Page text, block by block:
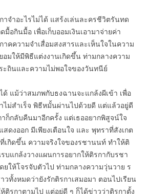
จำอะไรไม่ได้ แสร้งเล่นละครชีวิตรันทด
มื้อกินมื้อ เพื่อเก็บออมเงินเอามาจ่ายค่า
คความจำเสื่อมสงสารและเห็นใจในความ
มให้มีพิธีแต่งงานเกิดขึ้น ท่ามกลางความ
ะถินและความไม่พอใจของวันทนีย์
แม้ว่าสมภพกับธงฉานจะแกล้งผีเข้า เพื่อ
ไม่สำเร็จ พิธีหมั้นผ่านไปด้วยดี แต่แล้วอยู่ดี
ก็กลับคืนมาอีกครั้ง แต่เธออยากพิสูจน์ใจ
ดงออก มีเพียงเตือนใจ และ พุทราที่สังเกต
เกิดขึ้น ความจริงใจของรชานนท์ ทำให้ติ
บแกล้งวางแผนการอยากให้ติรกากับรชา
ยให้โจรจับตัวไป ท่ามกลางความวุ่นวาย ร
วทั้งหมดว่ายังรักติรกาเสมอมา ตอนไปเรียน
ติรกาตามไป แต่อยู่ดี ๆ ก็ได้ข่าวว่าติรกาตั้ง